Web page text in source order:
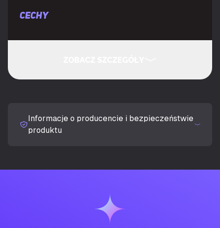
CECHY
NVMe
Rozmiar dysku SSD M.2
Informacje o producencie i bezpieczeństwie
produktu